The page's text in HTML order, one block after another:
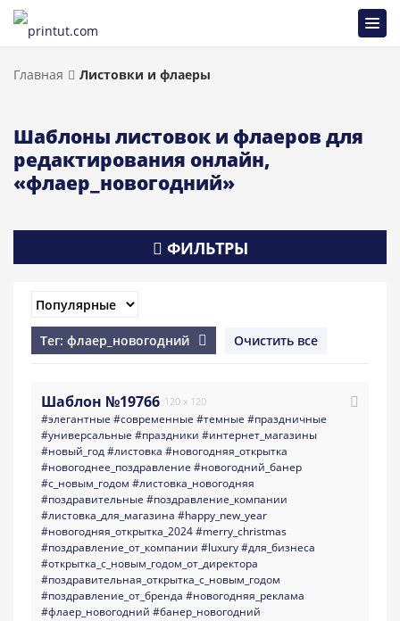
Главная Листовки и флаеры
Шаблоны листовок и флаеров для
редактирования онлайн,
«флаер_новогодний»
ФИЛЬТРЫ
Тег: флаер_новогодний Очистить все
Шаблон №19766 120 x 120
#элегантные #современные #темные #праздничные
#универсальные #праздники #интернет_магазины
#новый_год#листовка #новогодняя_открытка
#новогоднее_поздравление #новогодний_банер
#с_новым_годом #листовка_новогодняя
#поздравительные #поздравление_компании
#листовка_для_магазина #happy_new_year
#новогодняя_открытка_2024#merry_christmas
#поздравление_от_компании #luxury#для_бизнеса
#открытка_с_новым_годом_от_директора
#поздравительная_открытка_с_новым_годом
#поздравление_от_бренда #новогодняя_реклама
#флаер_новогодний #банер_новогодний